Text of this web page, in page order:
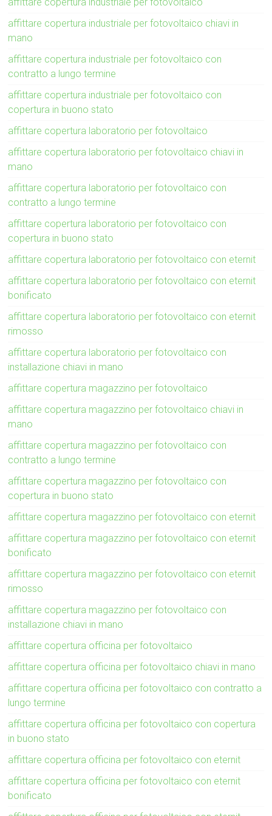
affittare copertura industriale per fotovoltaico chiavi in
mano
affittare copertura industriale per fotovoltaico con
contratto a lungo termine
affittare copertura industriale per fotovoltaico con
copertura in buono stato
affittare copertura laboratorio per fotovoltaico
affittare copertura laboratorio per fotovoltaico chiavi in
mano
affittare copertura laboratorio per fotovoltaico con
contratto a lungo termine
affittare copertura laboratorio per fotovoltaico con
copertura in buono stato
affittare copertura laboratorio per fotovoltaico con eternit
affittare copertura laboratorio per fotovoltaico con eternit
bonificato
affittare copertura laboratorio per fotovoltaico con eternit
rimosso
affittare copertura laboratorio per fotovoltaico con
installazione chiavi in mano
affittare copertura magazzino per fotovoltaico
affittare copertura magazzino per fotovoltaico chiavi in
mano
affittare copertura magazzino per fotovoltaico con
contratto a lungo termine
affittare copertura magazzino per fotovoltaico con
copertura in buono stato
affittare copertura magazzino per fotovoltaico con eternit
affittare copertura magazzino per fotovoltaico con eternit
bonificato
affittare copertura magazzino per fotovoltaico con eternit
rimosso
affittare copertura magazzino per fotovoltaico con
installazione chiavi in mano
affittare copertura officina per fotovoltaico
affittare copertura officina per fotovoltaico chiavi in mano
affittare copertura officina per fotovoltaico con contratto a
lungo termine
affittare copertura officina per fotovoltaico con copertura
in buono stato
affittare copertura officina per fotovoltaico con eternit
affittare copertura officina per fotovoltaico con eternit
bonificato